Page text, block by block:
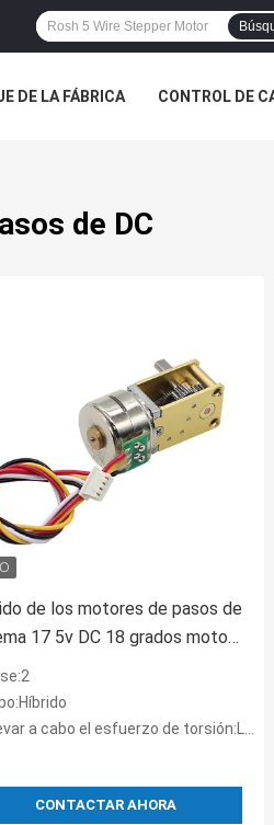
DE LA FÁBRICA CONTROL DE
de DC
de los motores de pasos de
17 5v DC 18 grados motor
de 2 fases
a cabo el esfuerzo de torsión:LOS 0.56N.M
CONTACTAR AHORA